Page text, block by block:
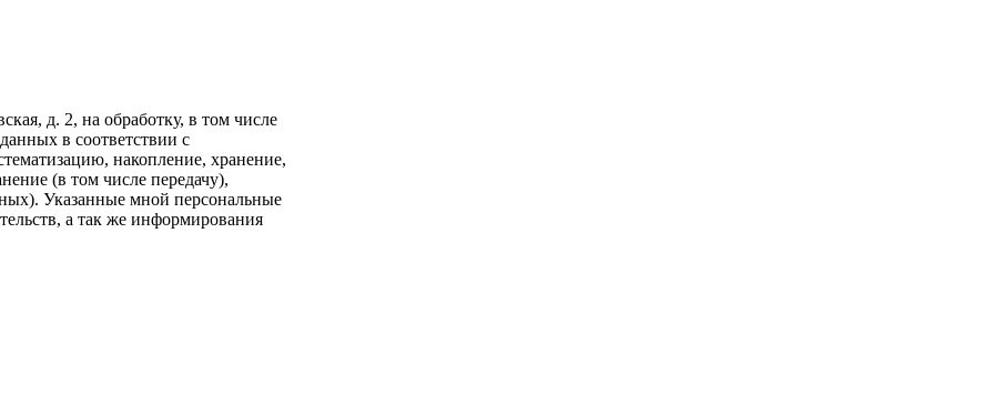
д. 2, на обработку, в том числе
в соответствии с
накопление, хранение,
(в том числе передачу),
Указанные мной персональные
а так же информирования